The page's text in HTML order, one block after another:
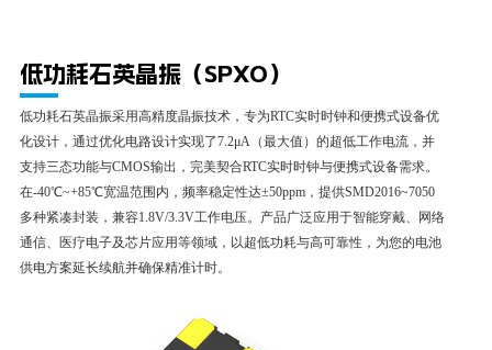
低功耗石英晶振（SPXO）
低功耗石英晶振采用高精度晶振技术，专为RTC实时时钟和便携式设备优
化设计，通过优化电路设计实现了7.2μA（最大值）的超低工作电流，并
支持三态功能与CMOS输出，完美契合RTC实时时钟与便携式设备需求。
在-40℃~+85℃宽温范围内，频率稳定性达±50ppm，提供SMD2016~7050
多种紧凑封装，兼容1.8V/3.3V工作电压。产品广泛应用于智能穿戴、网络
通信、医疗电子及芯片应用等领域，以超低功耗与高可靠性，为您的电池
供电方案延长续航并确保精准计时。